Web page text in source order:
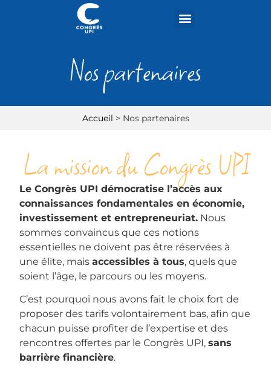
Nos partenaires
Accueil > Nos partenaires
La mission du Congrès UPI
Le Congrès UPI démocratise l’accès aux
connaissances fondamentales en économie,
investissement et entrepreneuriat. Nous
sommes convaincus que ces notions
essentielles ne doivent pas être réservées à
une élite, maisaccessibles à tous, quels que
soient l’âge, le parcours ou les moyens.
C’est pourquoi nous avons fait le choix fort de
proposer des tarifs volontairement bas, afin que
chacun puisse profiter de l’expertise et des
rencontres offertes par le Congrès UPI,sans
barrière financière.